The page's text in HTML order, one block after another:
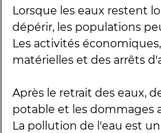
Lorsque les eaux restent
dépérir, les populations
Les activités
matérielles et des arrêts
Après le retrait des eaux,
potable et les dommages
La pollution de l'eau est